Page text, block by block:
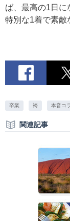
ば、最高の1日に
特別な1着で素敵
卒業 袴 本音コ
関連記事